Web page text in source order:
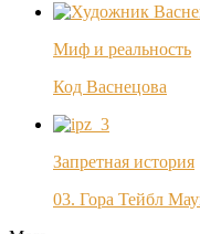
Миф и реальность
Код Васнецова
Запретная история
03. Гора Тейбл